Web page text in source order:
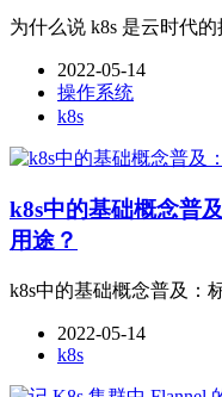
为什么说 k8s 是云时代的
2022-05-14
操作系统
k8s
k8s中的基础概念普
用途？
k8s中的基础概念普及：
2022-05-14
k8s